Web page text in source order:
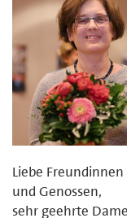
Liebe
und Genossen,
sehr geehrte